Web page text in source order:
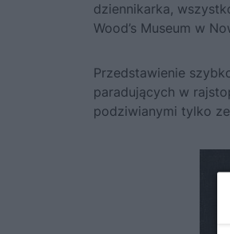
dziennikarka,
Wood’s Museum w
Przedstawienie
paradujących w
podziwianymi tylko